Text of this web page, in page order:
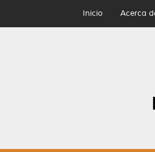
Inicio Acerca